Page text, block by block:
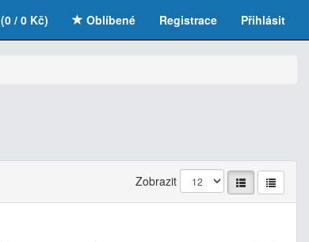
Registrace Přihlásit
(0 / 0 Kč) Oblíbené
Zobrazit